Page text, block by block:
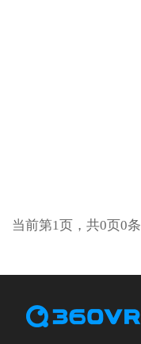
当前第1页，共0页0条